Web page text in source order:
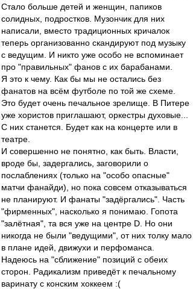
Стало больше детей и женщин, папиков
солидных, подростков. Музончик для них
написали, вместо традиционных кричалок
теперь организованно скандируют под музыку
с ведущим. И никто уже особо не вспоминает
про "правильных" фанов с их барабанами.
Я это к чему. Как бы мы не остались без
фанатов на всём футболе по той же схеме.
Это будет очень печальное зрелище. В Питере
уже хористов приглашают, оркестры духовые...
С них станется. Будет как на концерте или в
театре.
И совершенно не понятно, как быть. Власти,
вроде бы, задергались, заговорили о
послаблениях (только на "особо опасные"
матчи фанайди), но пока совсем отказываться
не планируют. И фанаты "задёргались". Часть
"фирменных", насколько я понимаю. Гопота
"залётная", та вся уже на центре D. Но они
никогда не были "ведущими", от них толку мало
в плане идей, движухи и перфоманса.
Надеюсь на "сближение" позиций с обеих
сторон. Радикализм приведёт к печальному
варинату с конским хоккеем :(